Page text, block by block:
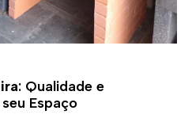
: Qualidade e
Espaço